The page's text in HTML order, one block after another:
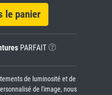
panier
PARFAIT
de luminosité et de
de l'image, nous